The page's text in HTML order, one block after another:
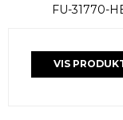
FU-31770-
VIS